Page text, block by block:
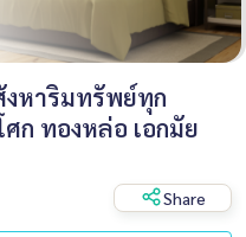
งหาริมทรัพย์ทุก
ก ทองหล่อ เอกมัย
Share